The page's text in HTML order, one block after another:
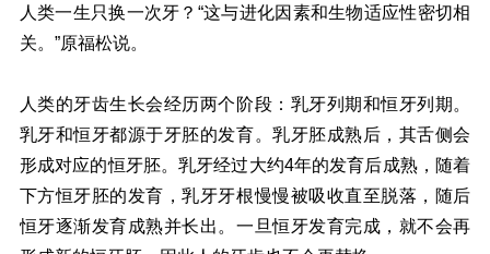
人类一生只换一次牙？“这与进化因素和生物适应性密切相
关。”原福松说。
人类的牙齿生长会经历两个阶段：乳牙列期和恒牙列期。
乳牙和恒牙都源于牙胚的发育。乳牙胚成熟后，其舌侧会
形成对应的恒牙胚。乳牙经过大约4年的发育后成熟，随着
下方恒牙胚的发育，乳牙牙根慢慢被吸收直至脱落，随后
恒牙逐渐发育成熟并长出。一旦恒牙发育完成，就不会再